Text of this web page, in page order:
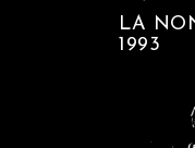
LA
1993